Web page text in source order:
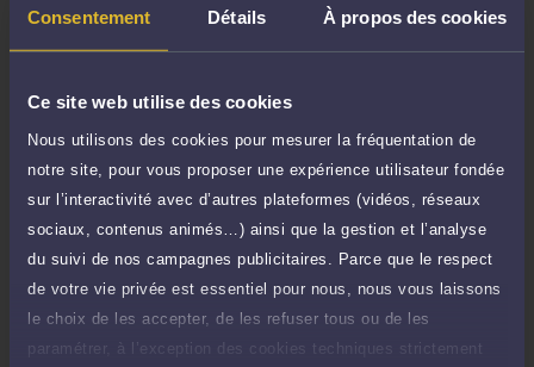
Consentement Détails À propos des cookies
Ce site web utilise des cookies
Nous utilisons des cookies pour mesurer la fréquentation de
notre site, pour vous proposer une expérience utilisateur fondée
sur l’interactivité avec d’autres plateformes (vidéos, réseaux
sociaux, contenus animés…) ainsi que la gestion et l’analyse
du suivi de nos campagnes publicitaires. Parce que le respect
de votre vie privée est essentiel pour nous, nous vous laissons
le choix de les accepter, de les refuser tous ou de les
paramétrer, à l’exception des cookies techniques strictement
de 1.000 caractères)
Consultation écrite
Etude de votre dossier + possibilité
d'ajout d'une pièce jointe
190 €
TTC
Consulter par écrit
Voir sa Grille indicative des Honoraires